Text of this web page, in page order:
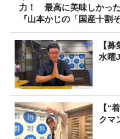
力！ 最高に美味しかった
『山本かじの「国産十割
ば」』とは？【十割そば
食べ比べ】
【
水曜
【“
クマ